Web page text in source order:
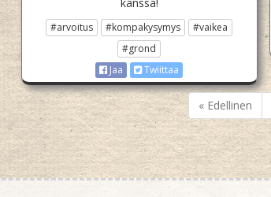
#arvoitus #kompakysymys
#vaikea
#grond
Jaa
Twiittaa
« Edellinen